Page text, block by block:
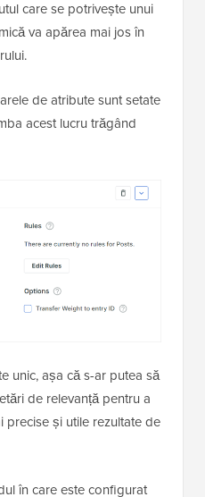
care se potrivește unui
va apărea mai jos în
de atribute sunt setate
acest lucru trăgând
unic, așa că s-ar putea să
de relevanță pentru a
precise și utile rezultate de
în care este configurat